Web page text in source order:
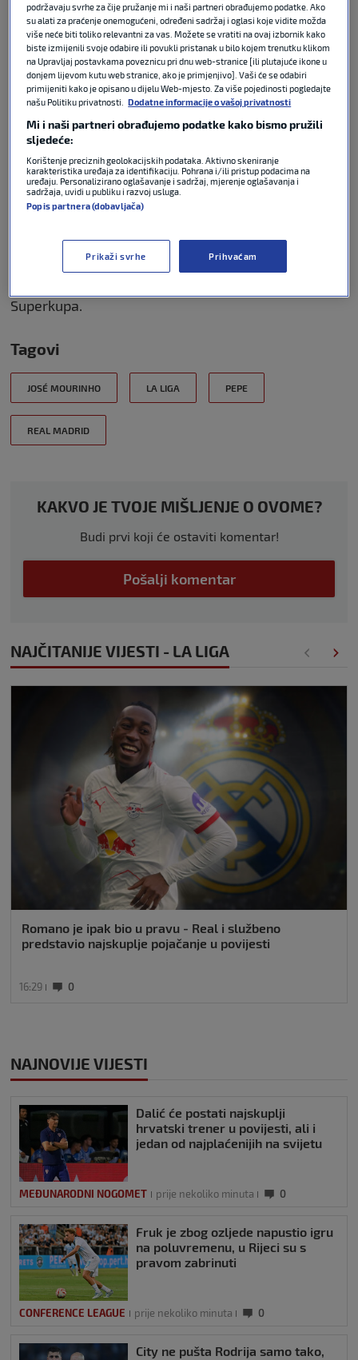
Perez traži da se Barceloni
oduzmu titule: ‘Ovo je najveći
slučaj korupcije u povijesti
nogometa’
LA LIGA 08. lip 2026 2
Pepeje u Madridu proveo desetljeće, od 2007. do
2017., a sMourinhomje već surađivao tijekom
njegova prvog boravka na
godine u Portu, sRealom
je Pepe osvojio tri Lige
prvaka, tri naslova prvaka Španjolske, dva Kupa
Superkupa.
Tagovi
JOSÉ MOURINHO LA LIGA PEPE
REAL MADRID
KAKVO JE TVOJE MIŠLJENJE O OVOME?
Budi prvi koji će ostaviti komentar!
Pošalji komentar
NAJČITANIJE VIJESTI - LA LIGA
Romano je ipak bio u pravu - Real i službeno
predstavio najskuplje pojačanje u povijesti
16:29 0
NAJNOVIJE VIJESTI
Dalić će postati najskuplji
hrvatski trener u povijesti, ali i
jedan od najplaćenijih na svijetu
MEĐUNARODNI NOGOMET prije nekoliko minuta 0
Fruk je zbog ozljede napustio igru
na poluvremenu, u Rijeci su s
pravom zabrinuti
CONFERENCE LEAGUE prije nekoliko minuta 0
City ne pušta Rodrija samo tako,
podržavaju svrhe za čije pružanje mi i naši partneri obrađujemo podatke. Ako
su alati za praćenje onemogućeni, određeni sadržaj i oglasi koje vidite možda
više neće biti toliko relevantni za vas. Možete se vratiti na ovaj izbornik kako
biste izmijenili svoje odabire ili povukli pristanak u bilo kojem trenutku klikom
na Upravljaj postavkama poveznicu pri dnu web-stranice [ili plutajuće ikone u
donjem lijevom kutu web stranice, ako je primjenjivo]. Vaši će se odabiri
primijeniti kako je opisano u dijelu Web-mjesto. Za više pojedinosti pogledajte
našu Politiku privatnosti.
Dodatne informacije o vašoj privatnosti
Mi i naši partneri obrađujemo podatke kako bismo pružili
sljedeće:
Korištenje preciznih geolokacijskih podataka. Aktivno skeniranje
karakteristika uređaja za identifikaciju. Pohrana i/ili pristup podacima na
uređaju. Personalizirano oglašavanje i sadržaj, mjerenje oglašavanja i
sadržaja, uvidi u publiku i razvoj usluga.
Popis partnera (dobavljača)
Prikaži svrhe Prihvaćam